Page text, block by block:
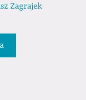
Zagrajek